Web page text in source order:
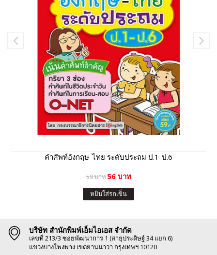
คำศัพท์อังกฤษ-ไทย ระดับประถม ป.1-ป.6
59 บาท56 บาท
หยิบใส่รถเข็น
บริษัท สำนักพิมพ์เอ็มไอเอส จำกัด
เลขที่ 213/3 ซอยพัฒนาการ 1 (สาธุประดิษฐ์ 34 แยก 6)
แขวงบางโพงพาง เขตยานนาวา กรุงเทพฯ 10120